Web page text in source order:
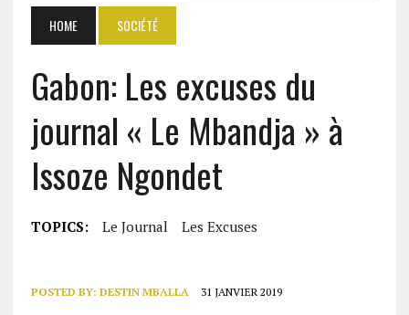
HOME SOCIÉTÉ
Gabon: Les excuses du
journal « Le Mbandja » à
Issoze Ngondet
TOPICS: Le Journal Les Excuses
POSTED BY: DESTIN MBALLA 31 JANVIER 2019